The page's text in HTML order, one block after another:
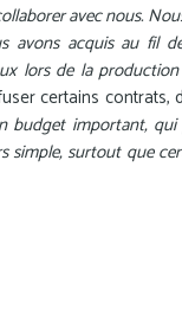
avec nous.
avons acquis au fil
lors de la
certains contrats,
budget important,
simple, surtout que